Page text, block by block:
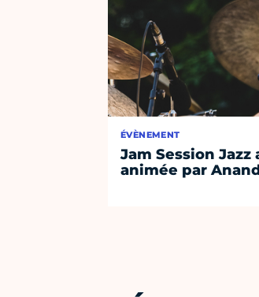
ÉVÈNEMENT
Jam Session Jazz
animée par